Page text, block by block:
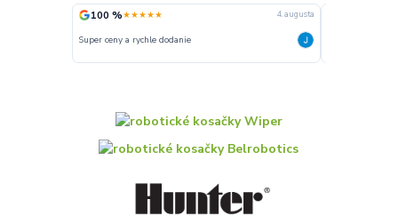
100 %★★★★★ 4. augusta
Super ceny a rychle dodanie